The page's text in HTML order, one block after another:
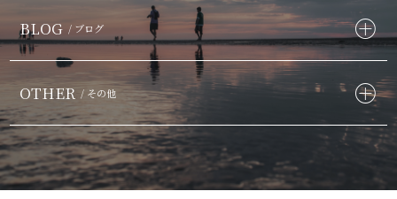
BLOG / ブログ
OTHER / その他